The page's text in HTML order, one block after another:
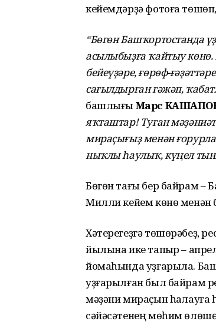
кейемдәрҙә фотоға
“Бөгөн Башҡортостанда
асылыбыҙға ҡайтыу
бейеүҙәре, ғөрөф-
сағылдырған ғәжәп,
башлығыМарс
яҡташтар! Туған
мираҫығыҙ менән
ныҡлы һаулыҡ, күңел
Бөгөн тағы бер байрам –
Милли кейем көнө менән
Хәтерегеҙгә төшөрәбеҙ,
йылына ике тапҡыр –
йомаһында уҙғарыла.
уҙғарылған был байрам
мәҙәни мираҫын
сәйәсәтенең мөһим